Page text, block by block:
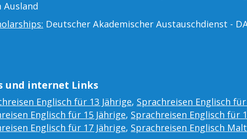
Deutscher Akademischer Austauschdienst -
und internet Links
Englisch für 13 Jährige, Sprachreisen Englisch
Englisch für 15 Jährige, Sprachreisen Englisch für
Englisch für 17 Jährige, Sprachreisen Englisch